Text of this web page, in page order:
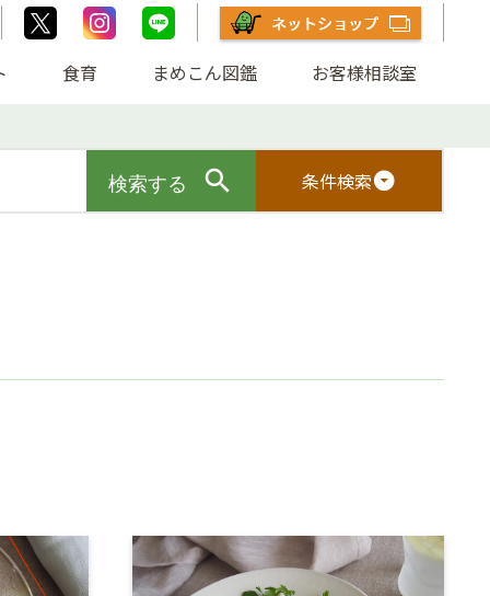
食育 まめこん図鑑 お客様相談室
条件検索arrow_drop_down_circle